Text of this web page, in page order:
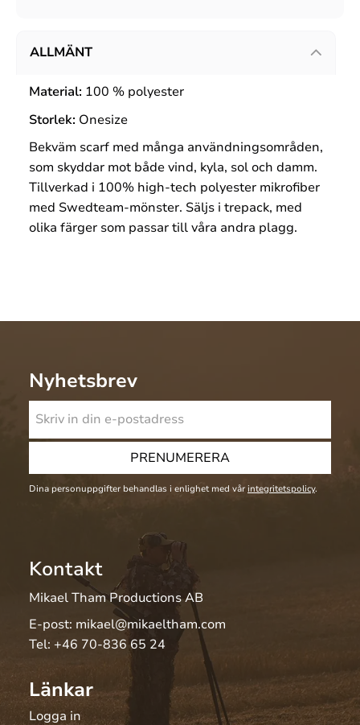
ALLMÄNT
Material: 100 % polyester
Storlek: Onesize
Bekväm scarf med många användningsområden,
som skyddar mot både vind, kyla, sol och damm.
Tillverkad i 100% high-tech polyester mikrofiber
med Swedteam-mönster. Säljs i trepack, med
olika färger som passar till våra andra plagg.
Nyhetsbrev
PRENUMERERA
Dina personuppgifter behandlas i enlighet med vår integritetspolicy.
Kontakt
Mikael Tham Productions AB
E-post: mikael@mikaeltham.com
Tel: +46 70-836 65 24
Länkar
Logga in